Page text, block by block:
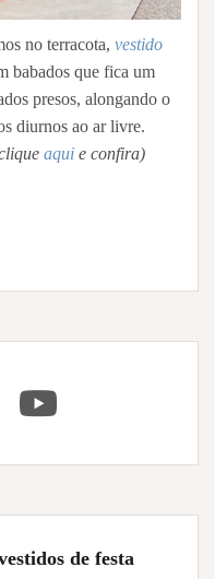
no terracota, vestido
babados que fica um
presos, alongando o
diurnos ao ar livre.
aqui e confira)
de festa